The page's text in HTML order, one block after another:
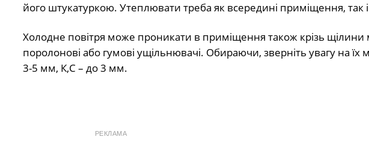
його штукатуркою. Утеплювати треба як всередині приміщення, так і
Холодне повітря може проникати в приміщення також крізь щілини
поролонові або гумові ущільнювачі. Обираючи, зверніть увагу на
3-5 мм, К,С – до 3 мм.
РЕКЛАМА